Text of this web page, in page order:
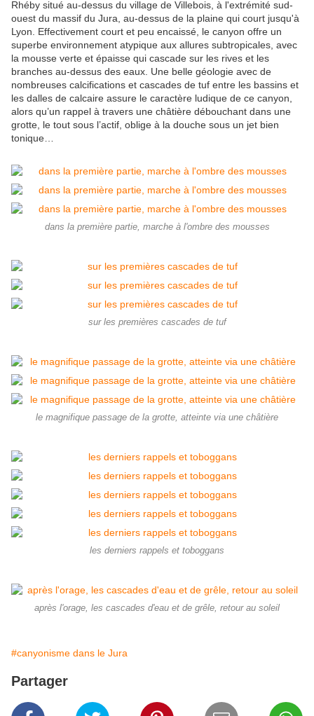
Rhéby situé au-dessus du village de Villebois, à l'extrémité sud-
ouest du massif du Jura, au-dessus de la plaine qui court jusqu'à
Lyon. Effectivement court et peu encaissé, le canyon offre un
superbe environnement atypique aux allures subtropicales, avec
la mousse verte et épaisse qui cascade sur les rives et les
branches au-dessus des eaux. Une belle géologie avec de
nombreuses calcifications et cascades de tuf entre les bassins et
les dalles de calcaire assure le caractère ludique de ce canyon,
alors qu’un rappel à travers une châtière débouchant dans une
grotte, le tout sous l’actif, oblige à la douche sous un jet bien
tonique…
dans la première partie, marche à l'ombre des mousses
sur les premières cascades de tuf
le magnifique passage de la grotte, atteinte via une châtière
les derniers rappels et toboggans
après l'orage, les cascades d'eau et de grêle, retour au soleil
#canyonisme dans le Jura
Partager